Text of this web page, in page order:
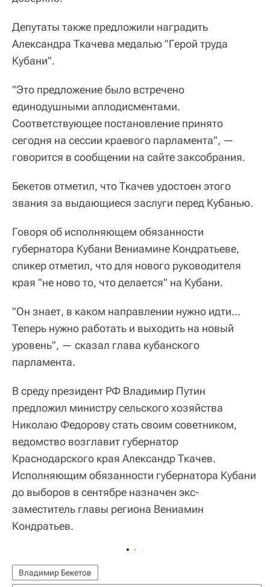
Депутаты также предложили наградить
Александра Ткачева медалью "Герой труда
Кубани".
"Это предложение было встречено
единодушными аплодисментами.
Соответствующее постановление принято
сегодня на сессии краевого парламента", —
говорится в сообщении на сайте заксобрания.
Бекетов отметил, что Ткачев удостоен этого
звания за выдающиеся заслуги перед Кубанью.
Говоря об исполняющем обязанности
губернатора Кубани Вениамине Кондратьеве,
спикер отметил, что для нового руководителя
края "не ново то, что делается" на Кубани.
"Он знает, в каком направлении нужно идти…
Теперь нужно работать и выходить на новый
уровень", — сказал глава кубанского
парламента.
В среду президент РФ Владимир Путин
предложил министру сельского хозяйства
Николаю Федорову стать своим советником,
ведомство возглавит губернатор
Краснодарского края Александр Ткачев.
Исполняющим обязанности губернатора Кубани
до выборов в сентябре назначен экс-
заместитель главы региона Вениамин
Кондратьев.
Владимир Бекетов